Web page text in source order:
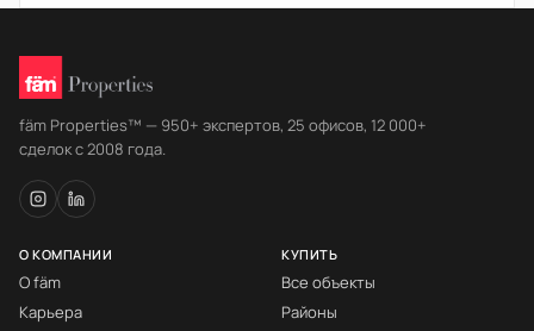
fäm Properties™ — 950+ экспертов, 25 офисов, 12 000+
сделок с 2008 года.
О КОМПАНИИ
О fäm
Карьера
КУПИТЬ
Все объекты
Районы